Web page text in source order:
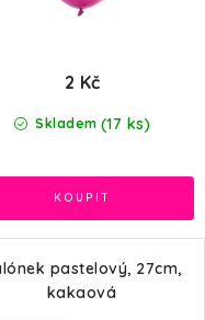
Skladem (17 ks)
2 Kč
pastelový, 27cm,
kakaová